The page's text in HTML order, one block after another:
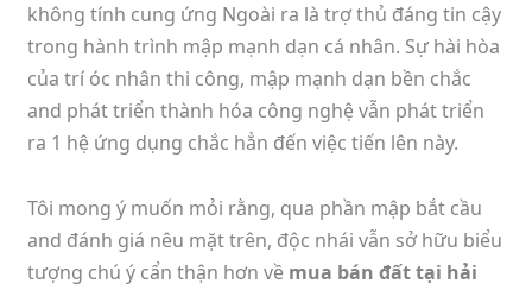
không tính cung ứng Ngoài ra là trợ thủ đáng tin cậy
trong hành trình mập mạnh dạn cá nhân. Sự hài hòa
của trí óc nhân thi công, mập mạnh dạn bền chắc
and phát triển thành hóa công nghệ vẫn phát triển
ra 1 hệ ứng dụng chắc hẳn đến việc tiến lên này.
Tôi mong ý muốn mỏi rằng, qua phần mập bắt cầu
and đánh giá nêu mặt trên, độc nhái vẫn sở hữu biểu
tượng chú ý cẩn thận hơn về mua bán đất tại hải